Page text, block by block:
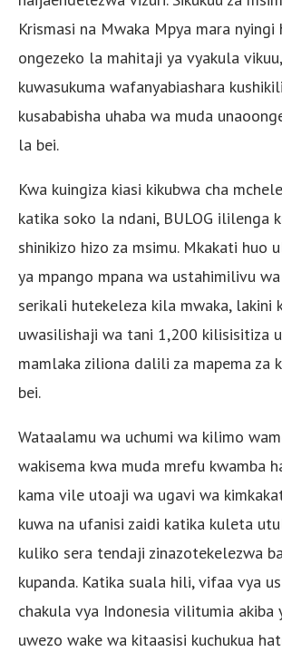
Krismasi na Mwaka Mpya mara nyingi
ongezeko la mahitaji ya vyakula
kuwasukuma wafanyabiashara
kusababisha uhaba wa muda
la bei.
Kwa kuingiza kiasi kikubwa cha
katika soko la ndani, BULOG ililenga
shinikizo hizo za msimu. Mkakati huo
ya mpango mpana wa ustahimilivu
serikali hutekeleza kila mwaka, lakini
uwasilishaji wa tani 1,200 kilisisitiza
mamlaka ziliona dalili za mapema za
bei.
Wataalamu wa uchumi wa kilimo
wakisema kwa muda mrefu kwamba
kama vile utoaji wa ugavi wa
kuwa na ufanisi zaidi katika kuleta
kuliko sera tendaji zinazotekelezwa
kupanda. Katika suala hili, vifaa vya
chakula vya Indonesia vilitumia akiba
uwezo wake wa kitaasisi kuchukua